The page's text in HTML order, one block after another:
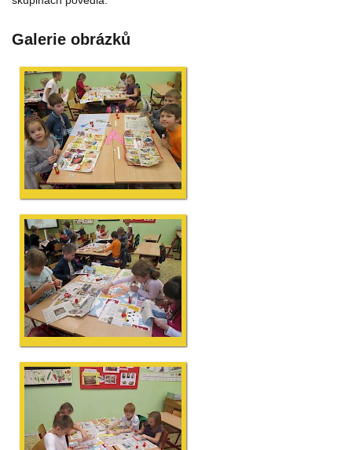
Galerie obrázků